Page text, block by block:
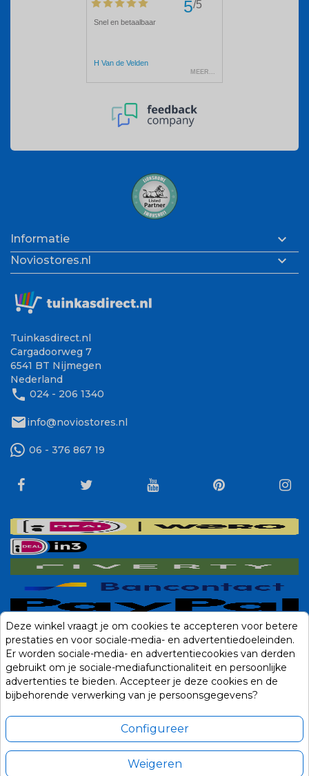
Informatie 
Noviostores.nl 
Tuinkasdirect.nl
Cargadoorweg 7
6541 BT Nijmegen
Nederland
phone 024 - 206 1340
mailinfo@noviostores.nl
06 - 376 867 19
Deze winkel vraagt je om cookies te accepteren voor betere
prestaties en voor sociale-media- en advertentiedoeleinden.
Er worden sociale-media- en advertentiecookies van derden
gebruikt om je sociale-mediafunctionaliteit en persoonlijke
advertenties te bieden. Accepteer je deze cookies en de
bijbehorende verwerking van je persoonsgegevens?
Configureer
Weigeren